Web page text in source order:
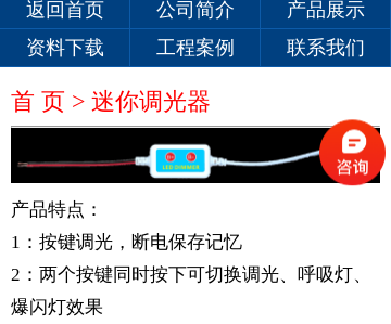
返回首页 公司简介
产品展示
资料下载
工程案例 联系我们
首 页 > 迷你调光器
产品特点：
1：按键调光，断电保存记忆
2 ：两个按键同时按下可切换调光、呼吸灯、
爆闪灯效果